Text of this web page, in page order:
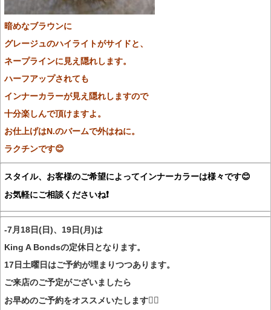
暗めなブラウンに
グレージュのハイライトがサイドと、
ネープラインに見え隠れします。
ハーフアップされても
インナーカラーが見え隠れしますので
十分楽しんで頂けますよ。
お仕上げはN.のバームで外はねに。
ラクチンです😊
スタイル、お客様のご希望によってインナーカラーは様々です😊
お気軽にご相談くださいね❗️
-7月18日(日)、19日(月)は
King A Bondsの定休日となります。
17日土曜日はご予約が埋まりつつあります。
ご来店のご予定がございましたら
お早めのご予約をオススメいたします🙇‍♀️